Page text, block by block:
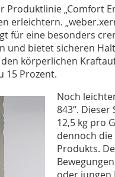
„Comfort
erleichtern.
für eine besonders
und bietet sicheren
körperlichen
15 Prozent.
Noch
843“.
12,5 kg pro
dennoch die
Produkts.